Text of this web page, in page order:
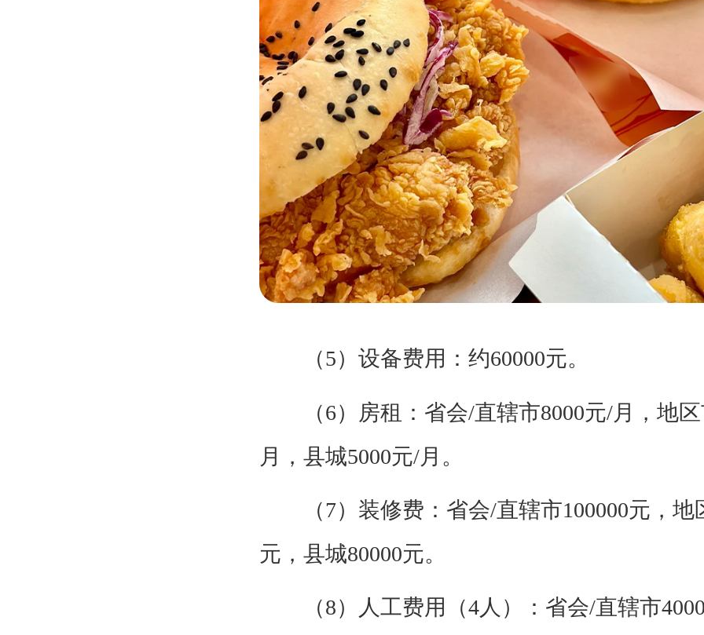
（5）设备费用：约60000元。
（6）房租：省会/直辖市8000元/月，地区
月，县城5000元/月。
（7）装修费：省会/直辖市100000元，地
元，县城80000元。
（8）人工费用（4人）：省会/直辖市